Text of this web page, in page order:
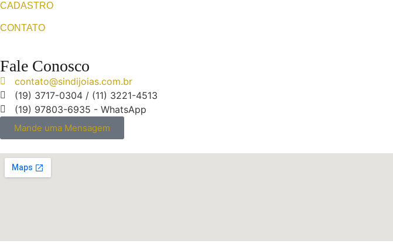
CADASTRO
CONTATO
Fale Conosco
contato@sindijoias.com.br
(19) 3717-0304 / (11) 3221-4513
(19) 97803-6935 - WhatsApp
Mande uma Mensagem